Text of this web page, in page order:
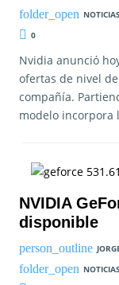
0
Nvidia anunció
ofertas de nivel
compañía.
modelo incorpora
NVIDIA
disponible